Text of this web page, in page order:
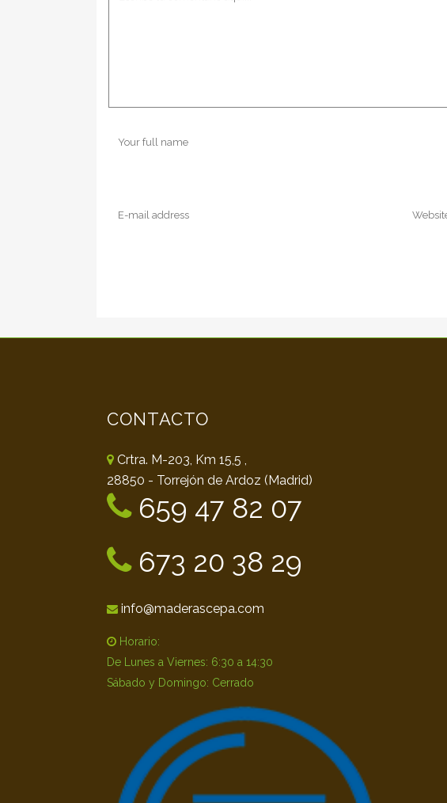
CONTACTO
Crtra. M-203, Km 15,5 ,
28850 - Torrejón de Ardoz (Madrid)
659 47 82 07
673 20 38 29
info@maderascepa.com
Horario:
De Lunes a Viernes: 6:30 a 14:30
Sábado y Domingo: Cerrado